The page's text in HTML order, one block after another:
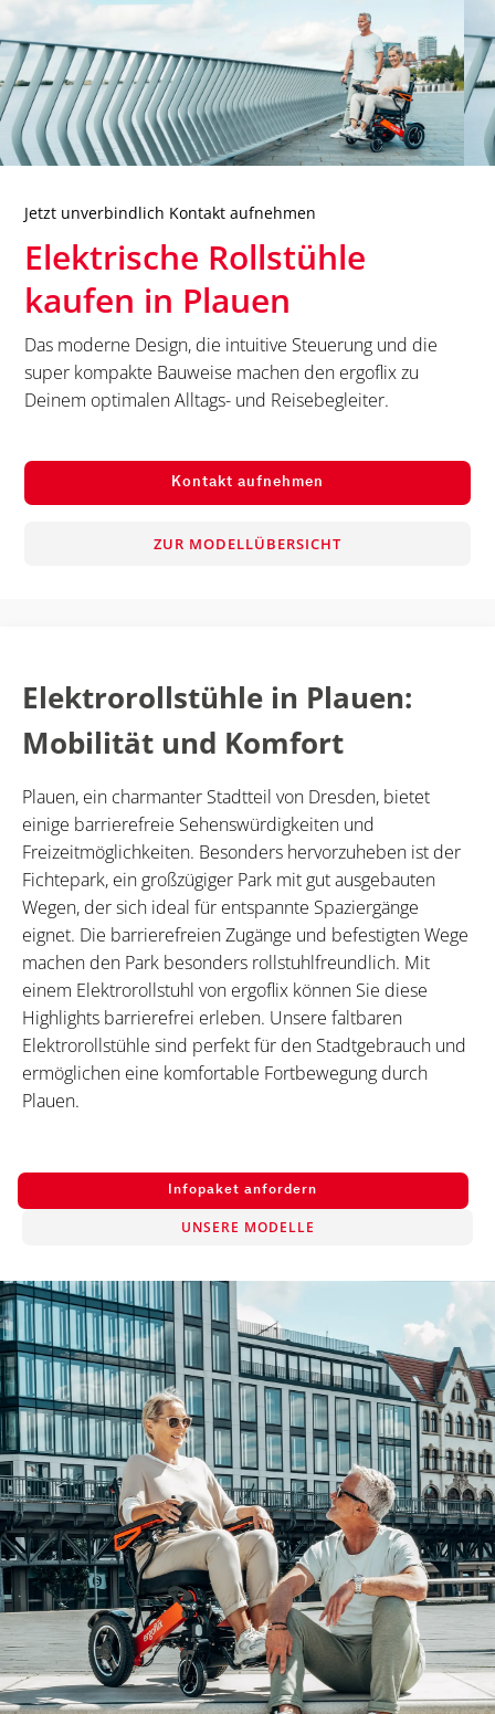
Jetzt unverbindlich Kontakt aufnehmen
Elektrische Rollstühle
kaufen in Plauen
Das moderne Design, die intuitive Steuerung und die
super kompakte Bauweise machen den ergoflix zu
Deinem optimalen Alltags- und Reisebegleiter.
Kontakt aufnehmen
ZUR MODELLÜBERSICHT
Elektrorollstühle in Plauen:
Mobilität und Komfort
Plauen, ein charmanter Stadtteil von Dresden, bietet
einige barrierefreie Sehenswürdigkeiten und
Freizeitmöglichkeiten. Besonders hervorzuheben ist der
Fichtepark, ein großzügiger Park mit gut ausgebauten
Wegen, der sich ideal für entspannte Spaziergänge
eignet. Die barrierefreien Zugänge und befestigten Wege
machen den Park besonders rollstuhlfreundlich. Mit
einem Elektrorollstuhl von ergoflix können Sie diese
Highlights barrierefrei erleben. Unsere faltbaren
Elektrorollstühle sind perfekt für den Stadtgebrauch und
ermöglichen eine komfortable Fortbewegung durch
Plauen.
Infopaket anfordern
UNSERE MODELLE